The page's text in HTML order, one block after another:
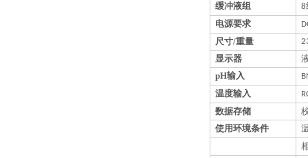
缓冲液组 8
电源要求
尺寸/重量
显示器
pH输入
温度输入
数据存储
使用环境条件